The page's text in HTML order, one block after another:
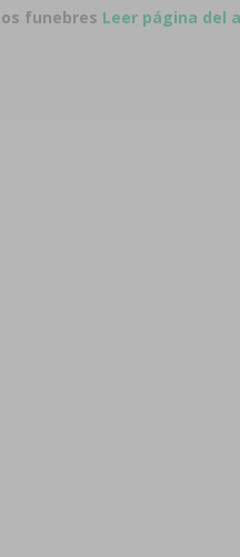
funebres Leer página del